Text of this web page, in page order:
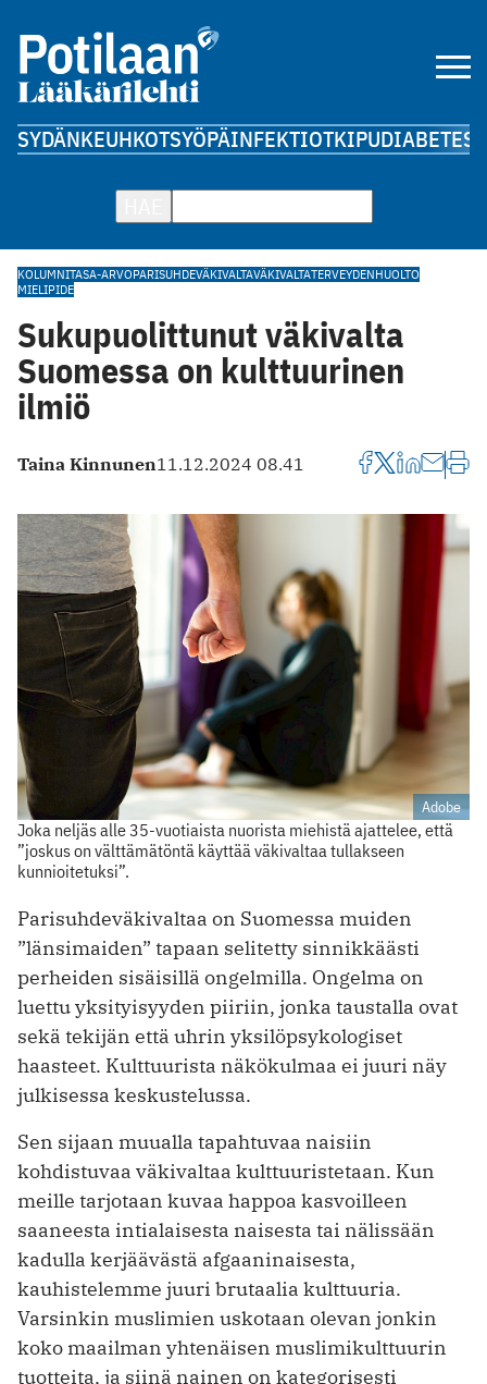
SYDÄNKEUHKOTSYÖPÄINFEKTIOTKIPUDIABETES
KOLUMNITASA-ARVOPARISUHDEVÄKIVALTAVÄKIVALTATERVEYDENHUOLTO
MIELIPIDE
Sukupuolittunut väkivalta
Suomessa on kulttuurinen
ilmiö
Taina Kinnunen11.12.2024 08.41
Adobe
Joka neljäs alle 35-vuotiaista nuorista miehistä ajattelee, että
”joskus on välttämätöntä käyttää väkivaltaa tullakseen
kunnioitetuksi”.
Parisuhdeväkivaltaa on Suomessa muiden
”länsimaiden” tapaan selitetty sinnikkäästi
perheiden sisäisillä ongelmilla. Ongelma on
luettu yksityisyyden piiriin, jonka taustalla ovat
sekä tekijän että uhrin yksilöpsykologiset
haasteet. Kulttuurista näkökulmaa ei juuri näy
julkisessa keskustelussa.
Sen sijaan muualla tapahtuvaa naisiin
kohdistuvaa väkivaltaa kulttuuristetaan. Kun
meille tarjotaan kuvaa happoa kasvoilleen
saaneesta intialaisesta naisesta tai nälissään
kadulla kerjäävästä afgaaninaisesta,
kauhistelemme juuri brutaalia kulttuuria.
Varsinkin muslimien uskotaan olevan jonkin
koko maailman yhtenäisen muslimikulttuurin
tuotteita, ja siinä nainen on kategorisesti